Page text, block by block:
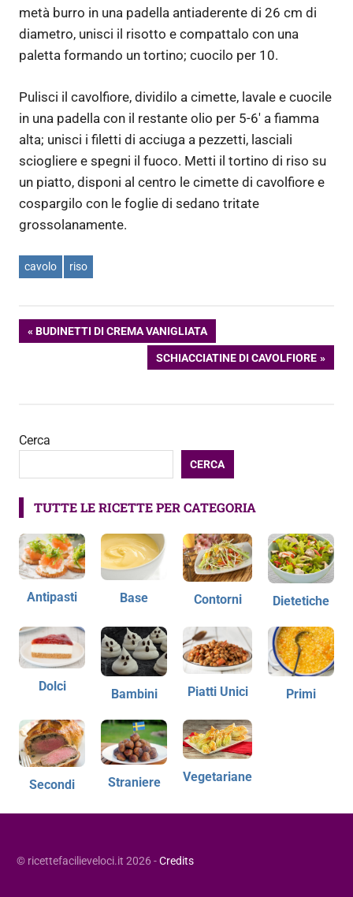
metà burro in una padella antiaderente di 26 cm di
diametro, unisci il risotto e compattalo con una
paletta formando un tortino; cuocilo per 10.
Pulisci il cavolfiore, dividilo a cimette, lavale e cuocile
in una padella con il restante olio per 5-6′ a fiamma
alta; unisci i filetti di acciuga a pezzetti, lasciali
sciogliere e spegni il fuoco. Metti il tortino di riso su
un piatto, disponi al centro le cimette di cavolfiore e
cospargilo con le foglie di sedano tritate
grossolanamente.
cavolo riso
Navigazione
ARTICOLO
BUDINETTI DI CREMA VANIGLIATA
ARTICOLO
SUCCESSIVO:
SCHIACCIATINE DI CAVOLFIORE
Cerca
CERCA
TUTTE LE RICETTE PER CATEGORIA
Antipasti Base Contorni Dietetiche
Dolci
Bambini Piatti Unici Primi
Secondi Straniere Vegetariane
© ricettefacilieveloci.it 2026 -Credits